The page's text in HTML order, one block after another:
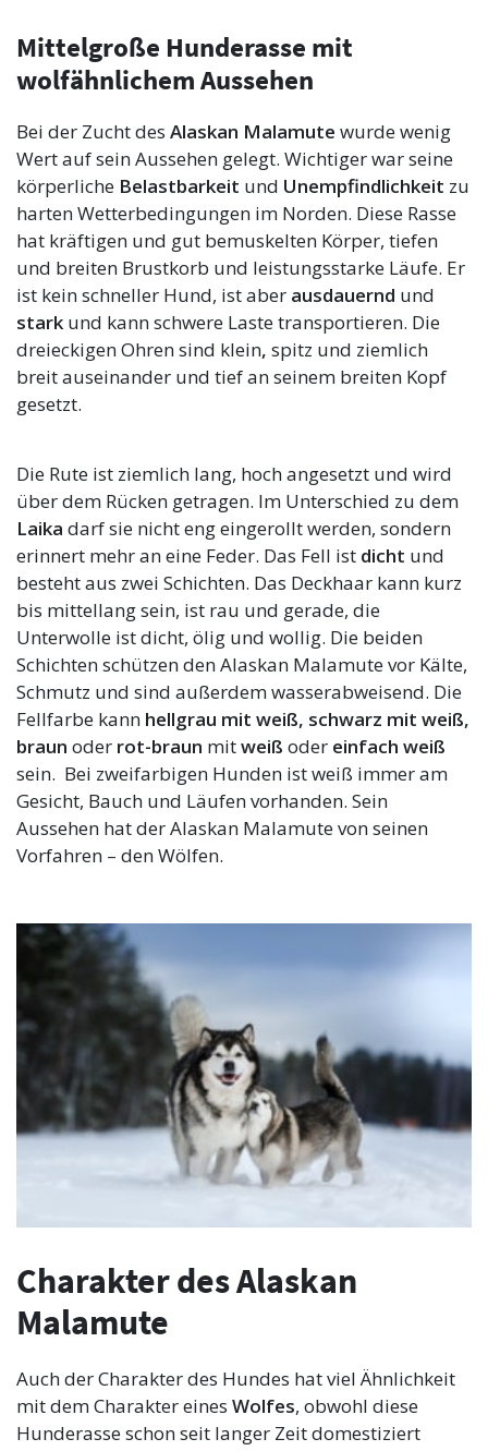
Mittelgroße Hunderasse mit
wolfähnlichem Aussehen
Bei der Zucht des Alaskan Malamute wurde wenig
Wert auf sein Aussehen gelegt. Wichtiger war seine
körperliche Belastbarkeit und Unempfindlichkeit zu
harten Wetterbedingungen im Norden. Diese Rasse
hat kräftigen und gut bemuskelten Körper, tiefen
und breiten Brustkorb und leistungsstarke Läufe. Er
ist kein schneller Hund, ist aber ausdauernd und
stark und kann schwere Laste transportieren. Die
dreieckigen Ohren sind klein, spitz und ziemlich
breit auseinander und tief an seinem breiten Kopf
gesetzt.
Die Rute ist ziemlich lang, hoch angesetzt und wird
über dem Rücken getragen. Im Unterschied zu dem
Laika darf sie nicht eng eingerollt werden, sondern
erinnert mehr an eine Feder. Das Fell ist dicht und
besteht aus zwei Schichten. Das Deckhaar kann kurz
bis mittellang sein, ist rau und gerade, die
Unterwolle ist dicht, ölig und wollig. Die beiden
Schichten schützen den Alaskan Malamute vor Kälte,
Schmutz und sind außerdem wasserabweisend. Die
Fellfarbe kann hellgrau mit weiß, schwarz mit weiß,
braun oder rot-braun mitweiß oder einfach weiß
sein. Bei zweifarbigen Hunden ist weiß immer am
Gesicht, Bauch und Läufen vorhanden. Sein
Aussehen hat der Alaskan Malamute von seinen
Vorfahren – den Wölfen.
Charakter des Alaskan
Malamute
Auch der Charakter des Hundes hat viel Ähnlichkeit
mit dem Charakter eines Wolfes, obwohl diese
Hunderasse schon seit langer Zeit domestiziert